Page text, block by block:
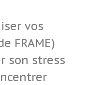
vos
FRAME)
son stress